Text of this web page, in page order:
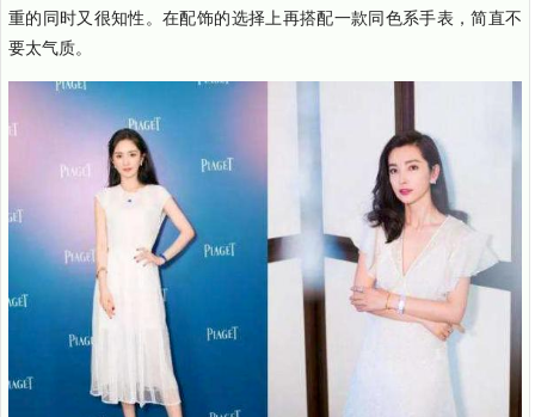
重的同时又很知性。在配饰的选择上再搭配一款同色系手表，简直不
要太气质。